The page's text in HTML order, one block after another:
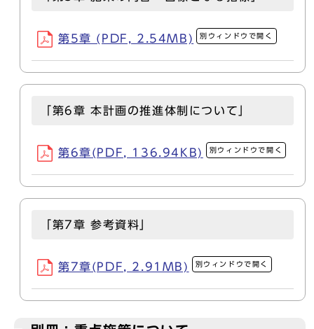
第5章 (PDF, 2.54MB) 別ウィンドウで開く
「第6章 本計画の推進体制について」
第6章(PDF, 136.94KB) 別ウィンドウで開く
「第7章 参考資料」
第7章(PDF, 2.91MB) 別ウィンドウで開く